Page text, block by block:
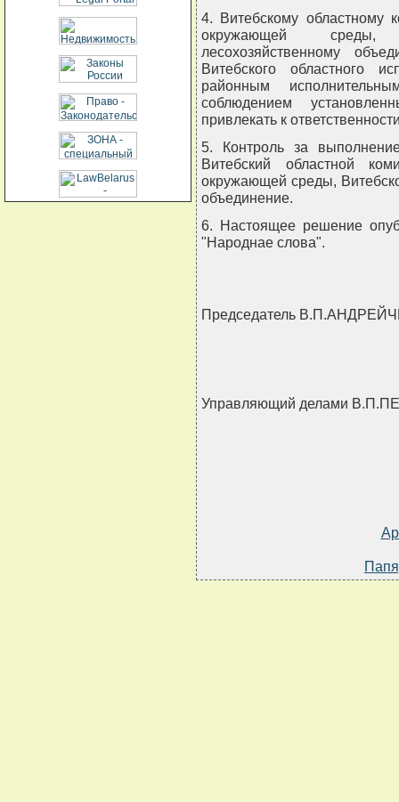
4. Витебскому областному
окружающей среды,
лесохозяйственному
Витебского областного
районным
соблюдением
привлекать к
5. Контроль за
Витебский областной
окружающей среды,
объединение.
6. Настоящее решение
"Народнае слова".
Председатель
Управляющий делами